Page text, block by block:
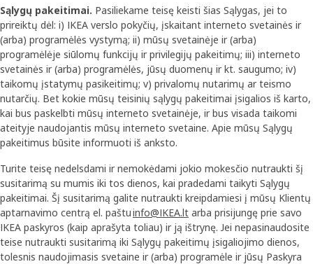
Sąlygų pakeitimai. Pasiliekame teisę keisti šias Sąlygas, jei to
prireiktų dėl: i) IKEA verslo pokyčių, įskaitant interneto svetainės ir
(arba) programėlės vystymą; ii) mūsų svetainėje ir (arba)
programėlėje siūlomų funkcijų ir privilegijų pakeitimų; iii) interneto
svetainės ir (arba) programėlės, jūsų duomenų ir kt. saugumo; iv)
taikomų įstatymų pasikeitimų; v) privalomų nutarimų ar teismo
nutarčių. Bet kokie mūsų teisinių sąlygų pakeitimai įsigalios iš karto,
kai bus paskelbti mūsų interneto svetainėje, ir bus visada taikomi
ateityje naudojantis mūsų interneto svetaine. Apie mūsų Sąlygų
pakeitimus būsite informuoti iš anksto.
Turite teisę nedelsdami ir nemokėdami jokio mokesčio nutraukti šį
susitarimą su mumis iki tos dienos, kai pradedami taikyti Sąlygų
pakeitimai. Šį susitarimą galite nutraukti kreipdamiesi į mūsų Klientų
aptarnavimo centrą el. paštuinfo@IKEA.lt arba prisijungę prie savo
IKEA paskyros (kaip aprašyta toliau) ir ją ištrynę. Jei nepasinaudosite
teise nutraukti susitarimą iki Sąlygų pakeitimų įsigaliojimo dienos,
tolesnis naudojimasis svetaine ir (arba) programėle ir jūsų Paskyra